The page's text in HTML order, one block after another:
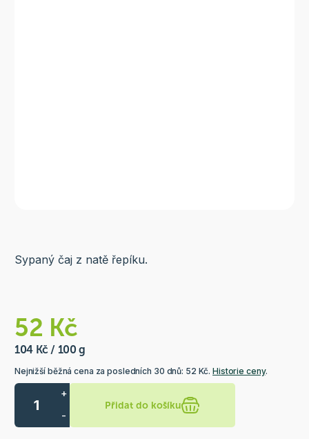
Sypaný čaj z natě řepíku.
52 Kč
104 Kč / 100 g
Nejnižší běžná cena za posledních 30 dnů: 52 Kč.Historie ceny.
+
-
Přidat do košíku